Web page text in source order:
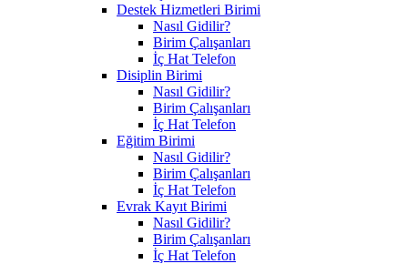
Destek Hizmetleri Birimi
Nasıl Gidilir?
Birim Çalışanları
İç Hat Telefon
Disiplin Birimi
Nasıl Gidilir?
Birim Çalışanları
İç Hat Telefon
Eğitim Birimi
Nasıl Gidilir?
Birim Çalışanları
İç Hat Telefon
Evrak Kayıt Birimi
Nasıl Gidilir?
Birim Çalışanları
İç Hat Telefon